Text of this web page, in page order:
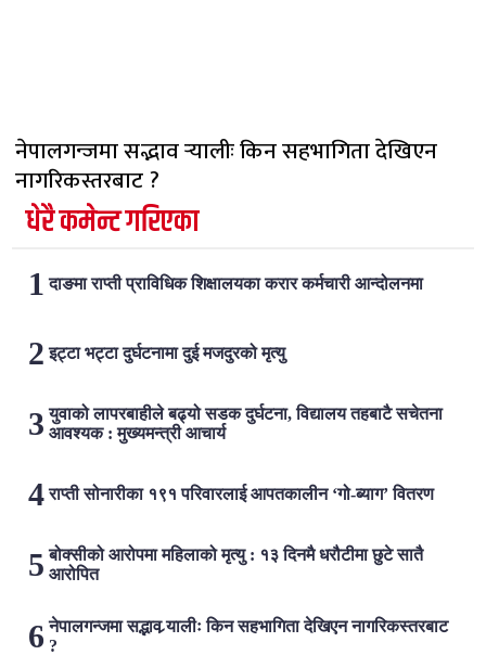
नेपालगन्जमा सद्भाव र्‍यालीः किन सहभागिता देखिएन
नागरिकस्तरबाट ?
धेरै कमेन्ट गरिएका
दाङमा राप्ती प्राविधिक शिक्षालयका करार कर्मचारी आन्दोलनमा
इट्टा भट्टा दुर्घटनामा दुई मजदुरको मृत्यु
युवाको लापरबाहीले बढ्यो सडक दुर्घटना, विद्यालय तहबाटै सचेतना
आवश्यक : मुख्यमन्त्री आचार्य
राप्ती सोनारीका १९१ परिवारलाई आपतकालीन ‘गो-ब्याग’ वितरण
बोक्सीको आरोपमा महिलाको मृत्यु : १३ दिनमै धरौटीमा छुटे सातै
आरोपित
नेपालगन्जमा सद्भाव र्‍यालीः किन सहभागिता देखिएन नागरिकस्तरबाट
?